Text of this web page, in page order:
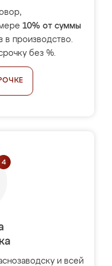
10% от суммы
в производство.
без %.
и всей